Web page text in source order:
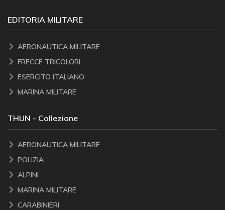
EDITORIA MILITARE
AERONAUTICA MILITARE
FRECCE TRICOLORI
ESERCITO ITALIANO
MARINA MILITARE
THUN - Collezione
AERONAUTICA MILITARE
POLIZIA
ALPINI
MARINA MILITARE
CARABINIERI